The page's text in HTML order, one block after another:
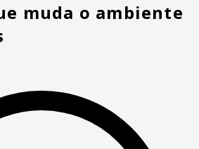
muda o ambiente